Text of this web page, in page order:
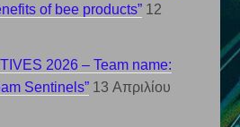
of bee products” 12
2026 – Team name:
Sentinels” 13 Απριλίου